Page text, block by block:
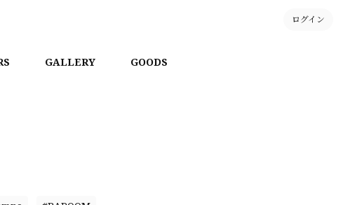
ログイン
GALLERY GOODS